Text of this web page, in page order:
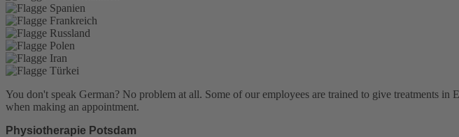
You don't speak German? No problem at all. Some of our employees are trained to give treatments
when making an appointment.
Physiotherapie Potsdam